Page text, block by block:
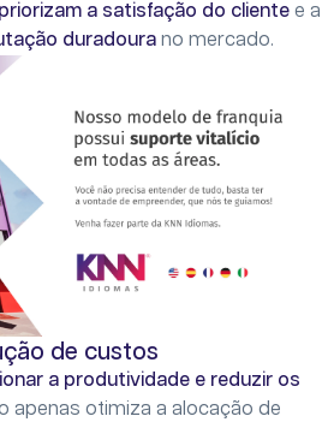
priorizam a satisfação do cliente e a
duradoura no mercado.
de custos
a produtividade e reduzir os
apenas otimiza a alocação de